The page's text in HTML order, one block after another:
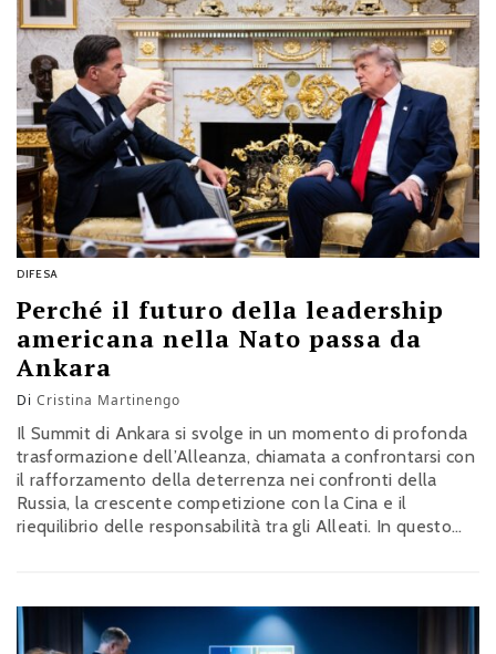
DIFESA
Perché il futuro della leadership
americana nella Nato passa da
Ankara
Di Cristina Martinengo
Il Summit di Ankara si svolge in un momento di profonda
trasformazione dell’Alleanza, chiamata a confrontarsi con
il rafforzamento della deterrenza nei confronti della
Russia, la crescente competizione con la Cina e il
riequilibrio delle responsabilità tra gli Alleati. In questo
sull’Indo-Pacifico. L’analisi di Cristina Martinengo,
Programma Stati Uniti del Centro Studi Geopolitica.info